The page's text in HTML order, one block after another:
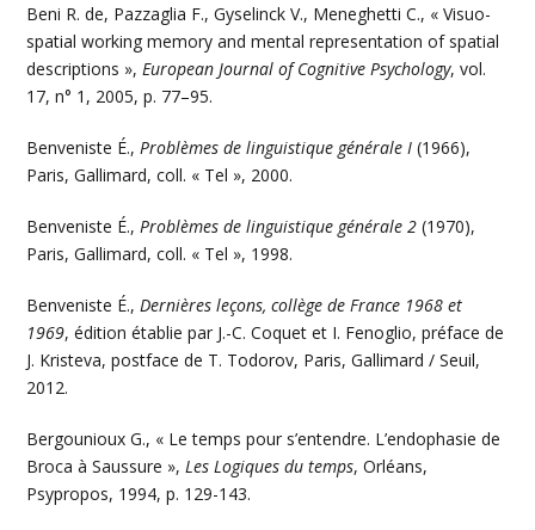
Beni R. de, Pazzaglia F., Gyselinck V., Meneghetti C., « Visuo-
spatial working memory and mental representation of spatial
descriptions », European Journal of Cognitive Psychology, vol.
17, n° 1, 2005, p. 77–95.
Benveniste É., Problèmes de linguistique générale I(1966),
Paris, Gallimard, coll. « Tel », 2000.
Benveniste É., Problèmes de linguistique générale 2 (1970),
Paris, Gallimard, coll. « Tel », 1998.
Benveniste É., Dernières leçons, collège de France 1968 et
1969, édition établie par J.-C. Coquet et I. Fenoglio, préface de
J. Kristeva, postface de T. Todorov, Paris, Gallimard / Seuil,
2012.
Bergounioux G., « Le temps pour s’entendre. L’endophasie de
Broca à Saussure », Les Logiques du temps, Orléans,
Psypropos, 1994, p. 129-143.